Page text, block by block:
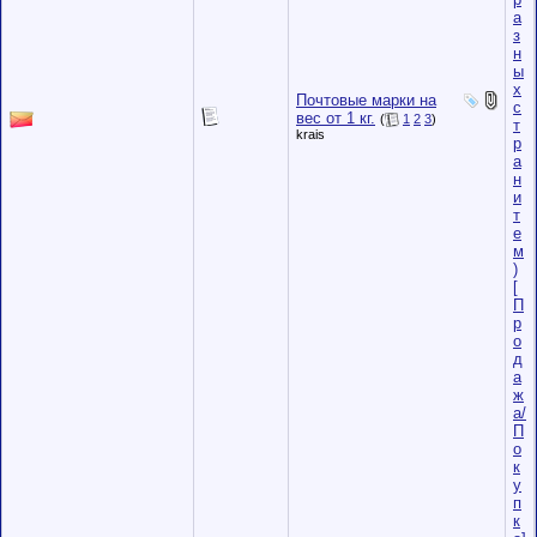
Почтовые марки на
вес от 1 кг. ( 1 2 3)
krais
а
з
н
ы
х
с
т
р
а
н
и
т
е
м
)
[
П
р
о
д
а
ж
а/
П
о
к
у
п
к